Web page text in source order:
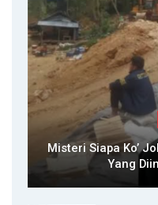
Misteri Siapa Ko’
Yang